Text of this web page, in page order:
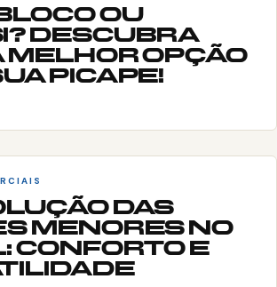
OU
DESCUBRA
MELHOR OPÇÃO
PICAPE!
DAS
MENORES NO
CONFORTO E